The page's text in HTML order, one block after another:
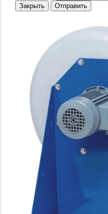
Закрыть Отправить